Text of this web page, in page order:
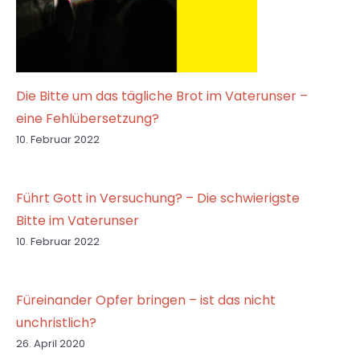
Die Bitte um das tägliche Brot im Vaterunser –
eine Fehlübersetzung?
10. Februar 2022
Führt Gott in Versuchung? – Die schwierigste
Bitte im Vaterunser
10. Februar 2022
Füreinander Opfer bringen – ist das nicht
unchristlich?
26. April 2020